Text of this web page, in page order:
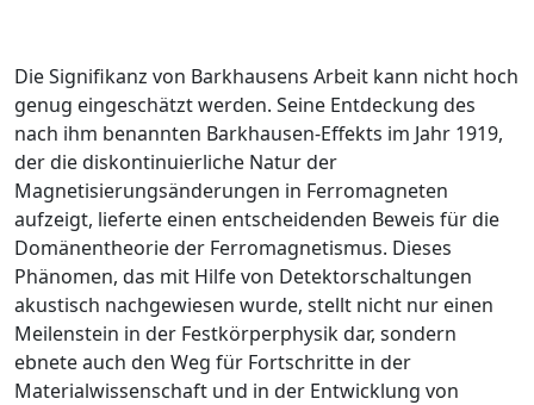
Die Signifikanz von Barkhausens Arbeit kann nicht hoch
genug eingeschätzt werden. Seine Entdeckung des
nach ihm benannten Barkhausen-Effekts im Jahr 1919,
der die diskontinuierliche Natur der
Magnetisierungsänderungen in Ferromagneten
aufzeigt, lieferte einen entscheidenden Beweis für die
Domänentheorie der Ferromagnetismus. Dieses
Phänomen, das mit Hilfe von Detektorschaltungen
akustisch nachgewiesen wurde, stellt nicht nur einen
Meilenstein in der Festkörperphysik dar, sondern
ebnete auch den Weg für Fortschritte in der
Materialwissenschaft und in der Entwicklung von